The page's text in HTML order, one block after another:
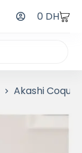
0 DH
Akashi